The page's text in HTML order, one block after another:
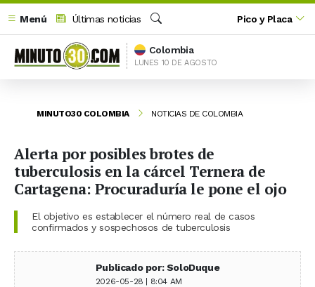
Menú
Últimas noticias
Buscar
Pico y Placa
Colombia
LUNES 10 DE AGOSTO
MINUTO30 COLOMBIA NOTICIAS DE COLOMBIA
Alerta por posibles brotes de
tuberculosis en la cárcel Ternera de
Cartagena: Procuraduría le pone el ojo
El objetivo es establecer el número real de casos
confirmados y sospechosos de tuberculosis
Publicado por: SoloDuque
2026-05-28 | 8:04 AM